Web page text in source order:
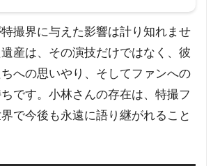
撮界に与えた影響は計り知れませ
産は、その演技だけではなく、彼
への思いやり、そしてファンへの
です。小林さんの存在は、特撮フ
で今後も永遠に語り継がれること